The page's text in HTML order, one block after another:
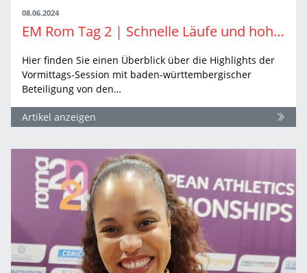
08.06.2024
EM Rom Tag 2 | Schnelle Läufe und hohe Höhen
Hier finden Sie einen Überblick über die Highlights der
Vormittags-Session mit baden-württembergischer
Beteiligung von den…
Artikel anzeigen